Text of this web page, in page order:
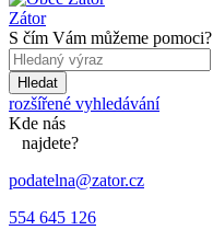
Zátor
S čím Vám můžeme pomoci?
Hledat
rozšířené vyhledávání
Kde nás
najdete?
podatelna@zator.cz
554 645 126